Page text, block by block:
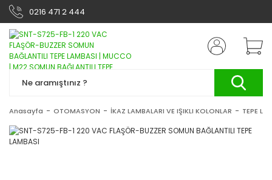
0216 471 2 444
Anasayfa OTOMASYON İKAZ LAMBALARI VE IŞIKLI KOLONLAR TEPE